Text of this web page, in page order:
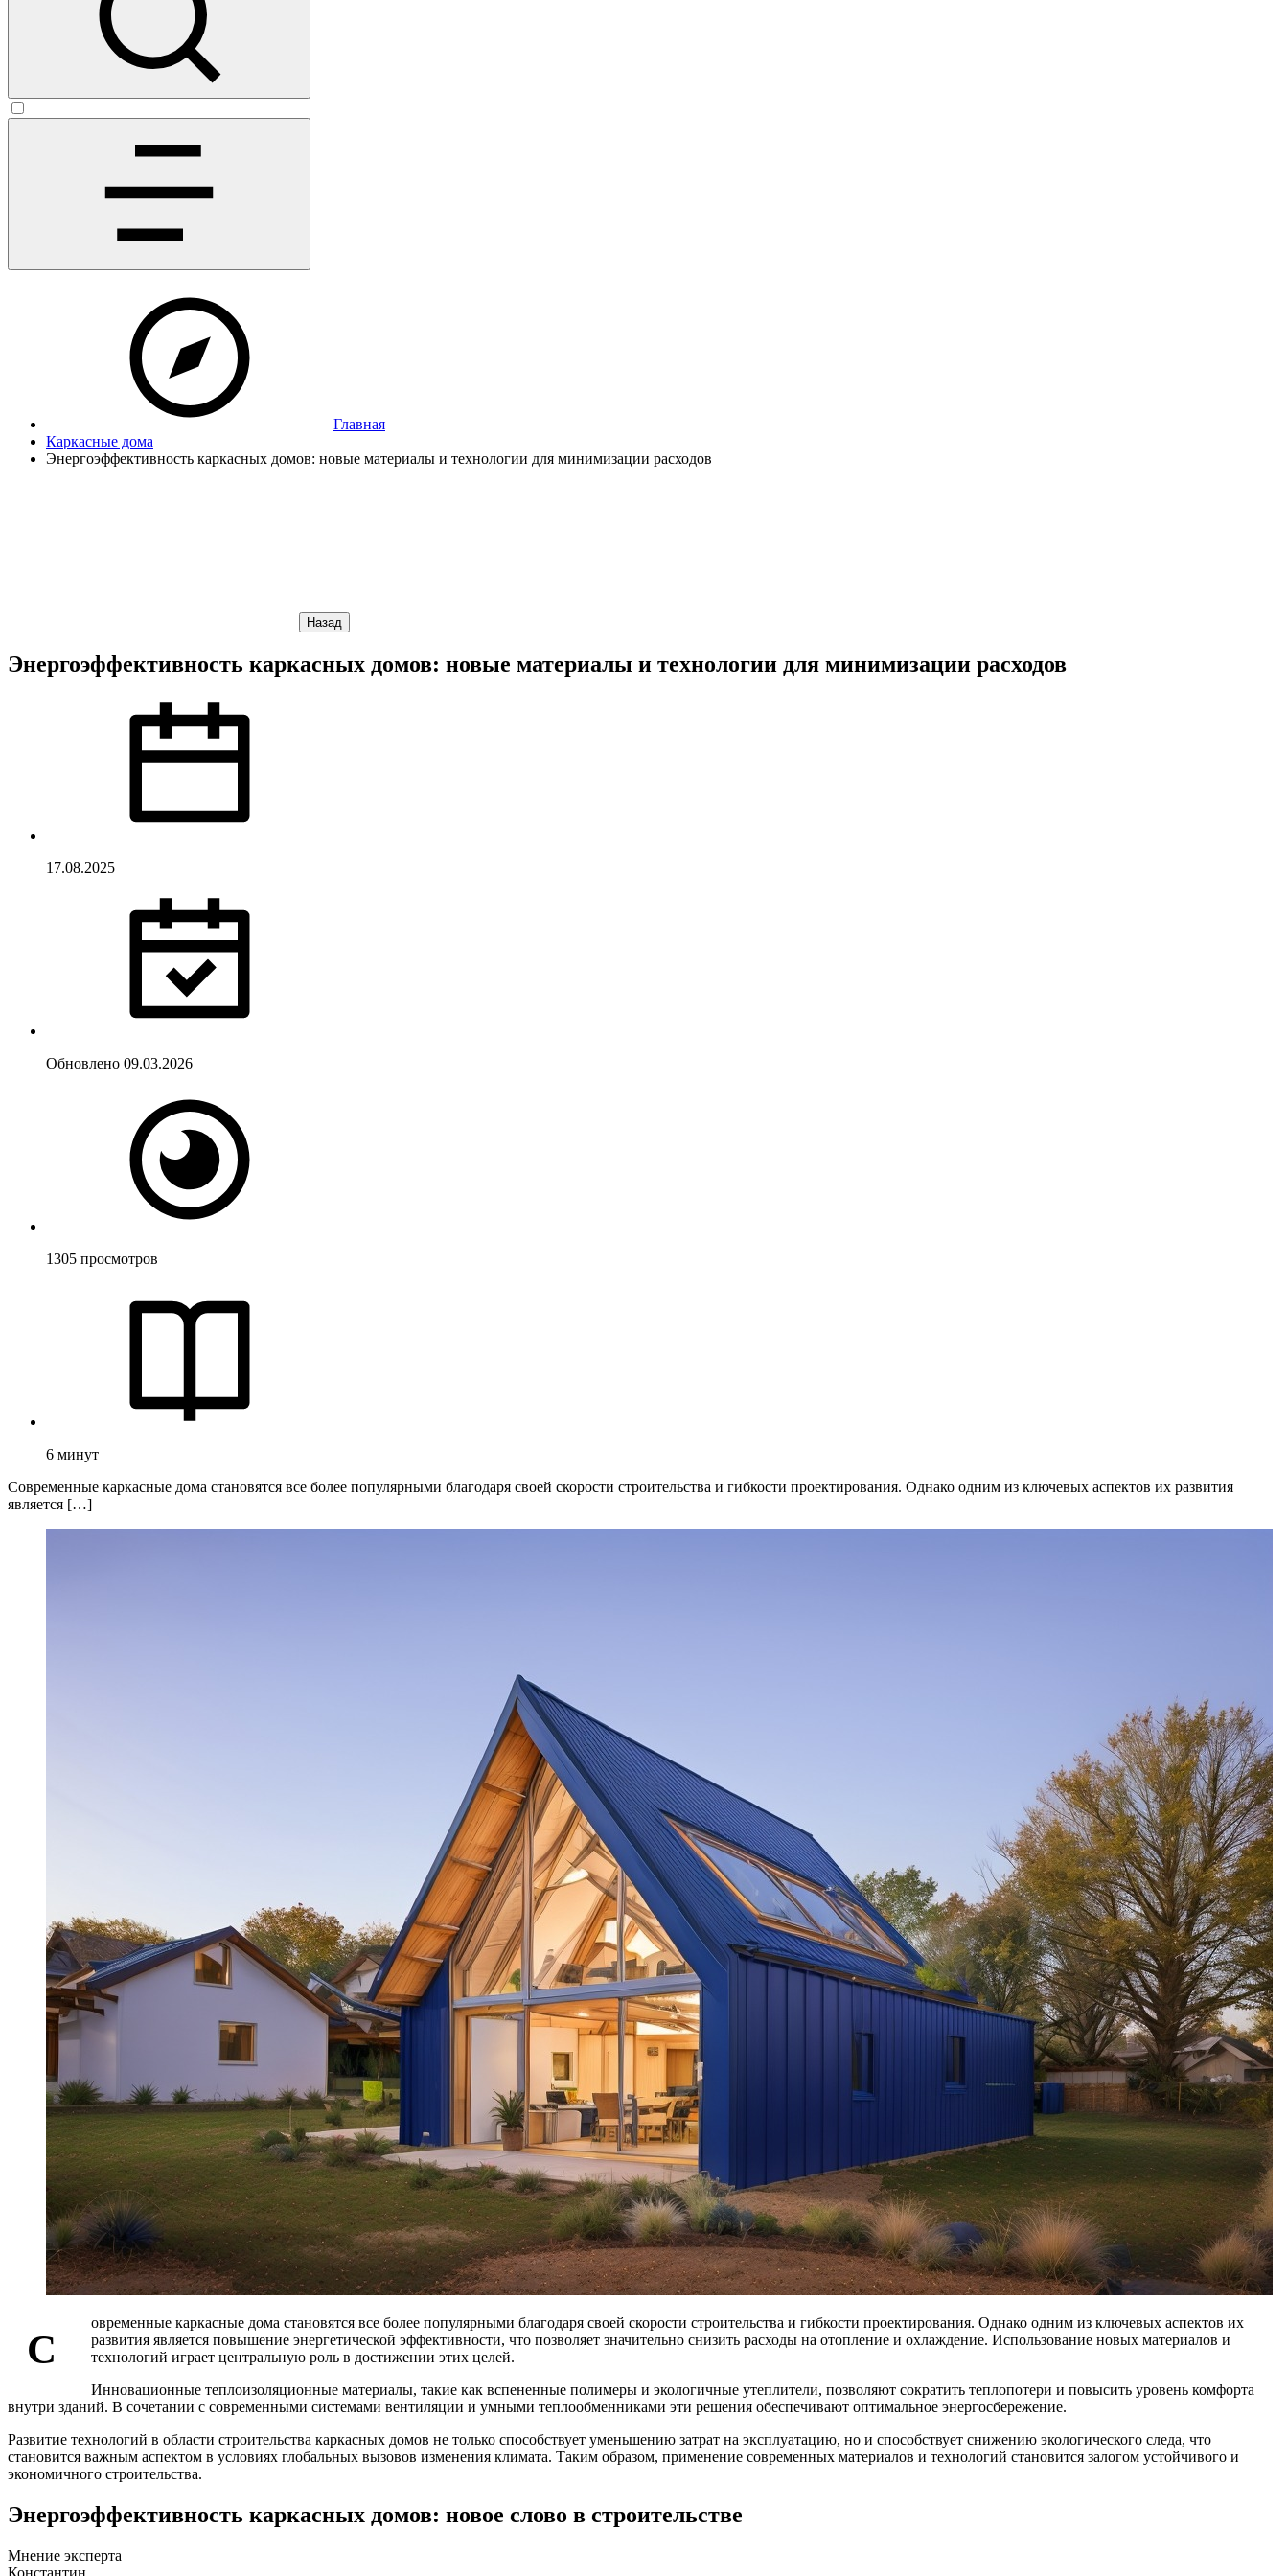
Главная
Каркасные дома
Энергоэффективность каркасных домов: новые материалы и технологии для минимизации расходов
Назад
Энергоэффективность каркасных домов: новые материалы и технологии для минимизации расходов
17.08.2025
Обновлено 09.03.2026
1305 просмотров
6 минут
Современные каркасные дома становятся все более популярными благодаря своей скорости строительства и гибкости проектирования. Однако одним из ключевых аспектов их развития
является […]
С
овременные каркасные дома становятся все более популярными благодаря своей скорости строительства и гибкости проектирования. Однако одним из ключевых аспектов их
развития является повышение энергетической эффективности, что позволяет значительно снизить расходы на отопление и охлаждение. Использование новых материалов и
технологий играет центральную роль в достижении этих целей.
Инновационные теплоизоляционные материалы, такие как вспененные полимеры и экологичные утеплители, позволяют сократить теплопотери и повысить уровень комфорта
внутри зданий. В сочетании с современными системами вентиляции и умными теплообменниками эти решения обеспечивают оптимальное энергосбережение.
Развитие технологий в области строительства каркасных домов не только способствует уменьшению затрат на эксплуатацию, но и способствует снижению экологического следа, что
становится важным аспектом в условиях глобальных вызовов изменения климата. Таким образом, применение современных материалов и технологий становится залогом устойчивого и
экономичного строительства.
Энергоэффективность каркасных домов: новое слово в строительстве
Мнение эксперта
Константин